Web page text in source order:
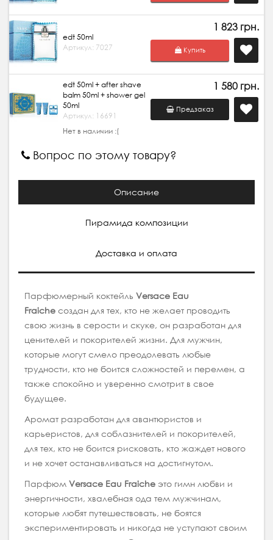
edt 50ml
Артикул: 7027
1 823 грн.
Купить
edt 50ml + after shave
balm 50ml + shower gel
50ml
Артикул: 16691
Нет в наличии :(
1 580 грн.
Предзаказ
Вопрос по этому товару?
Описание
Пирамида композиции
Доставка и оплата
Парфюмерный коктейль Versace Eau
Fraiche создан для тех, кто не желает проводить
свою жизнь в серости и скуке, он разработан для
ценителей и покорителей жизни. Для мужчин,
которые могут смело преодолевать любые
трудности, кто не боится сложностей и перемен, а
также спокойно и уверенно смотрит в свое
будущее.
Аромат разработан для авантюристов и
карьеристов, для соблазнителей и покорителей,
для тех, кто не боится рисковать, кто жаждет нового
и не хочет останавливаться на достигнутом.
Парфюм Versace Eau Fraiche это гимн любви и
энергичности, хвалебная ода тем мужчинам,
которые любят путешествовать, не боятся
экспериментировать и никогда не уступают своим